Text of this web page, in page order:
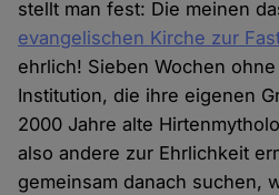
stellt man fest: Die meinen
evangelischen Kirche zur
ehrlich! Sieben Wochen
Institution, die ihre eigenen
2000 Jahre alte
also andere zur Ehrlichkeit
gemeinsam danach suchen,